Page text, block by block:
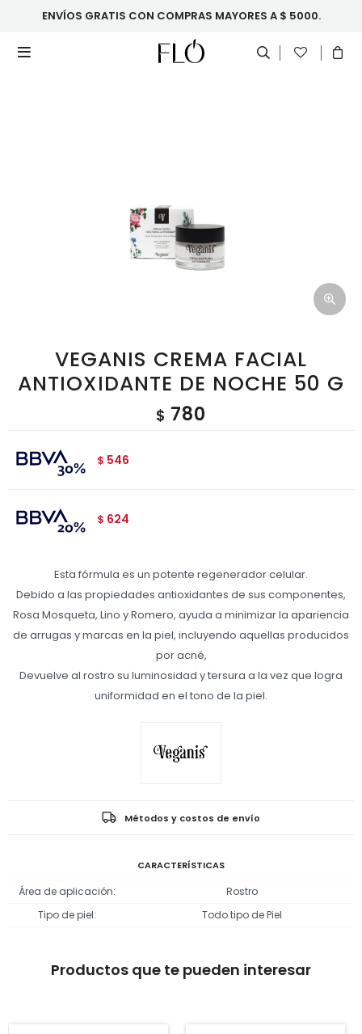
ENVÍOS GRATIS CON COMPRAS MAYORES A $ 5000.

VEGANIS CREMA FACIAL
ANTIOXIDANTE DE NOCHE 50 G
$ 780
$ 546
$ 624
Esta fórmula es un potente regenerador celular.
Debido a las propiedades antioxidantes de sus componentes,
Rosa Mosqueta, Lino y Romero, ayuda a minimizar la apariencia
de arrugas y marcas en la piel, incluyendo aquellas producidos
por acné,
Devuelve al rostro su luminosidad y tersura a la vez que logra
uniformidad en el tono de la piel.
Métodos y costos de envío
CARACTERÍSTICAS
Área de aplicación
Rostro
Tipo de piel
Todo tipo de Piel
Productos que te pueden interesar